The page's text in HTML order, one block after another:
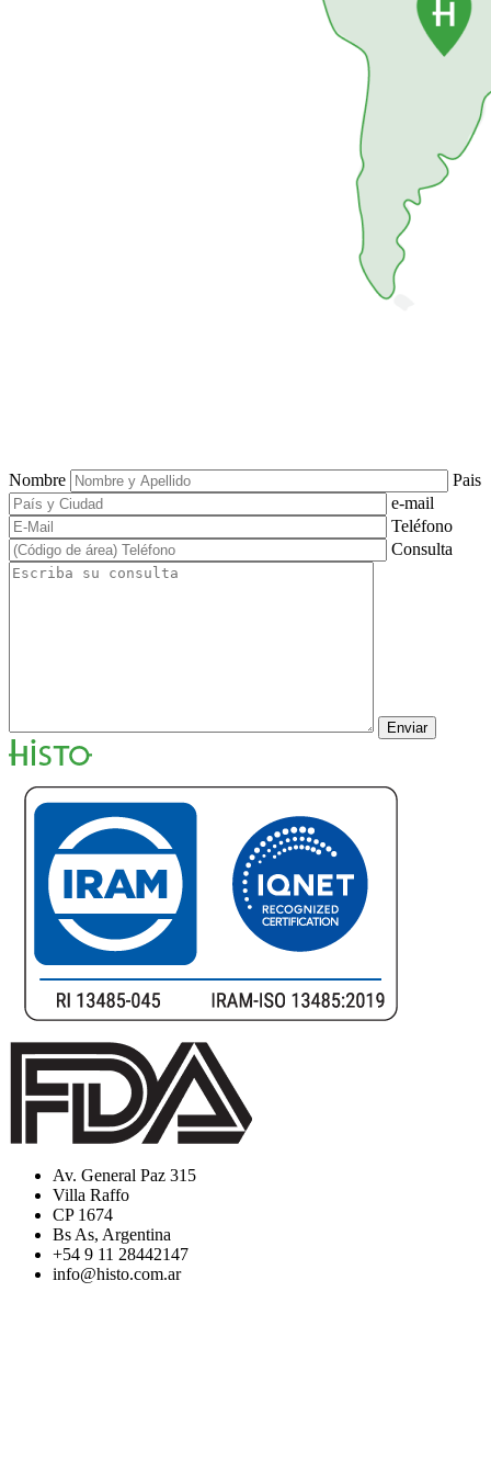
Nombre
Pais
e-mail
Teléfono
Consulta
Av. General Paz 315
Villa Raffo
CP 1674
Bs As, Argentina
+54 9 11 28442147
info@histo.com.ar